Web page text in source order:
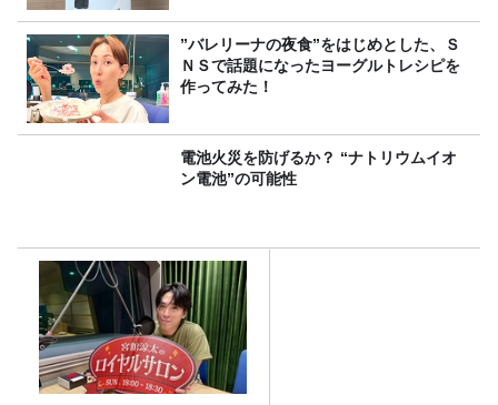
”バレリーナの夜食”をはじめとした、Ｓ
ＮＳで話題になったヨーグルトレシピを
作ってみた！
電池火災を防げるか？ “ナトリウムイオ
ン電池”の可能性